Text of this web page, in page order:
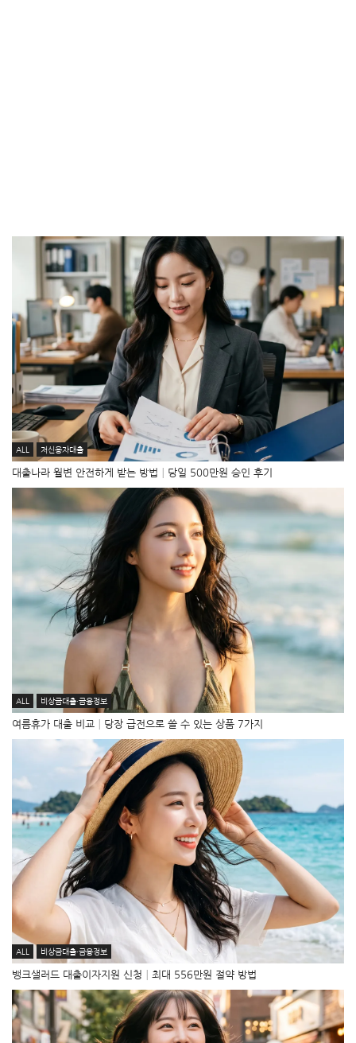
ALL 저신용자대출
대출나라 월변 안전하게 받는 방법│당일 500만원 승인 후기
ALL 비상금대출·금융정보
여름휴가 대출 비교│당장 급전으로 쓸 수 있는 상품 7가지
ALL 비상금대출·금융정보
뱅크샐러드 대출이자지원 신청│최대 556만원 절약 방법